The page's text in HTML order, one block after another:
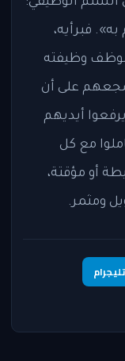
فبرأيه،
وظيفته
على أن
أيديهم
مع كل
أو مؤقتة،
ومثمر.
تليجرام